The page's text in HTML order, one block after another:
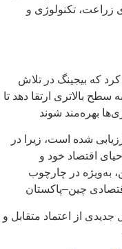
زراعت، تکنولوژی و
که بیجینگ در تلاش
سطح بالاتری ارتقا دهد تا
بهره‌مند شوند
شده است، زیرا در
اقتصاد خود و
به‌ویژه در چارچوب
از اعتماد متقابل و